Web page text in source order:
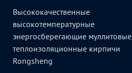
Высококачественные
высокотемпературные
энергосберегающие муллитовые
теплоизоляционные кирпичи
Rongsheng